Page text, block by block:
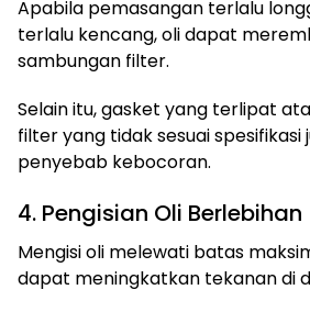
Apabila pemasangan terlalu
terlalu kencang, oli dapat
sambungan filter.
Selain itu, gasket yang terlipat
filter yang tidak sesuai spesifikasi
penyebab kebocoran.
4. Pengisian Oli Berlebihan
Mengisi oli melewati batas
dapat meningkatkan tekanan di